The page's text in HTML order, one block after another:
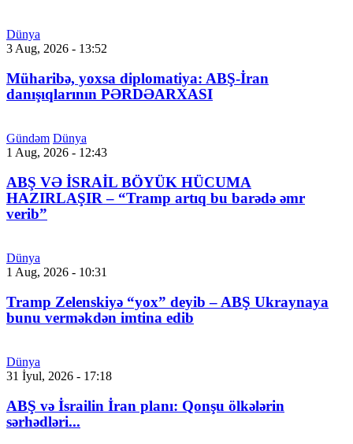
Dünya
3 Aug, 2026 - 13:52
Müharibə, yoxsa diplomatiya: ABŞ-İran
danışıqlarının PƏRDƏARXASI
Gündəm Dünya
1 Aug, 2026 - 12:43
ABŞ VƏ İSRAİL BÖYÜK HÜCUMA
HAZIRLAŞIR – “Tramp artıq bu barədə əmr
verib”
Dünya
1 Aug, 2026 - 10:31
Tramp Zelenskiyə “yox” deyib – ABŞ Ukraynaya
bunu verməkdən imtina edib
Dünya
31 İyul, 2026 - 17:18
ABŞ və İsrailin İran planı: Qonşu ölkələrin
sərhədləri...